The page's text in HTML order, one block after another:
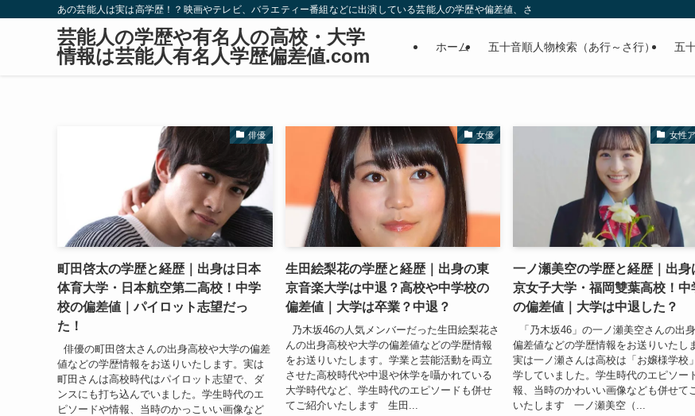
あの芸能人は実は高学歴！？映画やテレビ、バラエティー番組などに出演している芸能人の学歴や偏差値、さらに政治家やスポーツ選手などの有
芸能人の学歴や有名人の高校・大学
情報は芸能人有名人学歴偏差値.com
ホーム 五十音順人物検索（あ行～さ行） 五
俳優
町田啓太の学歴と経歴｜出身は日本
体育大学・日本航空第二高校！中学
校の偏差値｜パイロット志望だっ
た！
俳優の町田啓太さんの出身高校や大学の偏差
値などの学歴情報をお送りいたします。実は
町田さんは高校時代はパイロット志望で、ダ
ンスにも打ち込んでいました。学生時代のエ
ピソードや情報、当時のかっこいい画像など
女優
生田絵梨花の学歴と経歴｜出身の東
京音楽大学は中退？高校や中学校の
偏差値｜大学は卒業？中退？
乃木坂46の人気メンバーだった生田絵梨花さ
んの出身高校や大学の偏差値などの学歴情報
をお送りいたします。学業と芸能活動を両立
させた高校時代や中退や休学を囁かれている
大学時代など、学生時代のエピソードも併せ
てご紹介いたします 生田...
女性
一ノ瀬美空の学歴と経歴｜出身
京女子大学・福岡雙葉高校！中
の偏差値｜大学は中退した？
「乃木坂46」の一ノ瀬美空さんの出
偏差値などの学歴情報をお送りいたし
実は一ノ瀬さんは高校は「お嬢様学校
学していました。学生時代のエピソー
報、当時のかわいい画像なども併せて
いたします 一ノ瀬美空（...